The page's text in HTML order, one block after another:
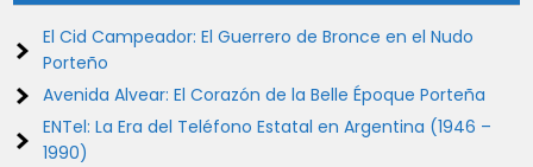
El Cid Campeador: El Guerrero de Bronce en el Nudo
Porteño
Avenida Alvear: El Corazón de la Belle Époque Porteña
ENTel: La Era del Teléfono Estatal en Argentina (1946 –
1990)